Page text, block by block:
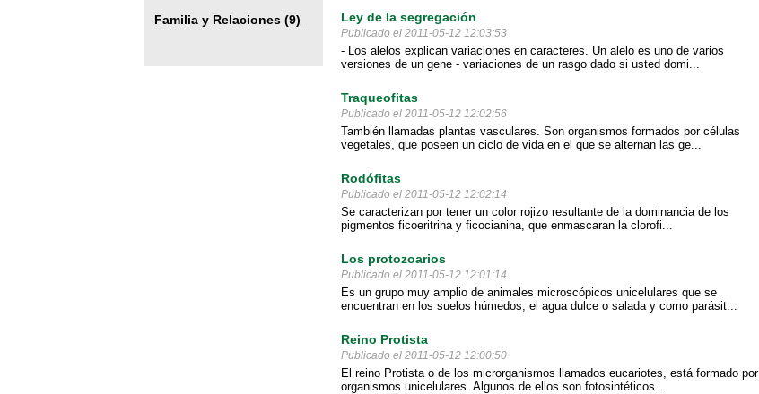
Familia y Relaciones(9) Ley de la segregación
Publicado el 2011-05-12 12:03:53
- Los alelos explican variaciones en caracteres. Un alelo es uno de varios
versiones de un gene - variaciones de un rasgo dado si usted domi...
Traqueofitas
Publicado el 2011-05-12 12:02:56
También llamadas plantas vasculares. Son organismos formados por células
vegetales, que poseen un ciclo de vida en el que se alternan las ge...
Rodófitas
Publicado el 2011-05-12 12:02:14
Se caracterizan por tener un color rojizo resultante de la dominancia de los
pigmentos ficoeritrina y ficocianina, que enmascaran la clorofi...
Los protozoarios
Publicado el 2011-05-12 12:01:14
Es un grupo muy amplio de animales microscópicos unicelulares que se
encuentran en los suelos húmedos, el agua dulce o salada y como parásit...
Reino Protista
Publicado el 2011-05-12 12:00:50
El reino Protista o de los microrganismos llamados eucariotes, está formado por
organismos unicelulares. Algunos de ellos son fotosintéticos...